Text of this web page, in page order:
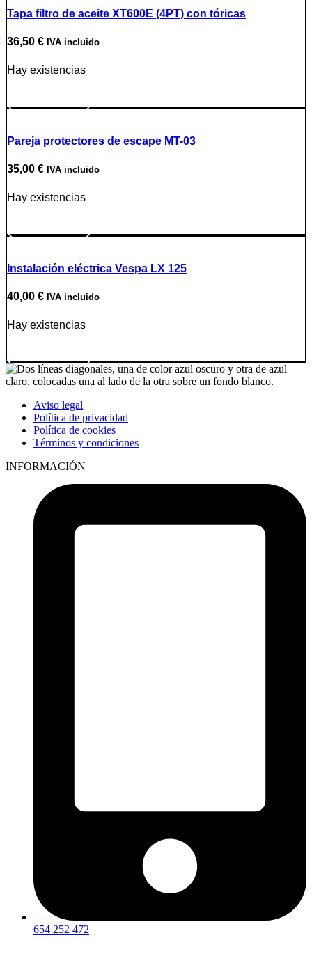
Tapa filtro de aceite XT600E (4PT) con tóricas
36,50 € IVA incluido
Hay existencias
Pareja protectores de escape MT-03
35,00 € IVA incluido
Hay existencias
Instalación eléctrica Vespa LX 125
40,00 € IVA incluido
Hay existencias
Aviso legal
Política de privacidad
Política de cookies
Términos y condiciones
INFORMACIÓN
654 252 472